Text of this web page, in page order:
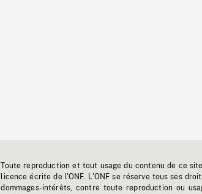
Toute reproduction et tout usage du contenu de ce
licence écrite de l'ONF. L'ONF se réserve tous ses
dommages-intérêts, contre toute reproduction ou